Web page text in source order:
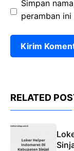
Simpan
peramban
RELATED